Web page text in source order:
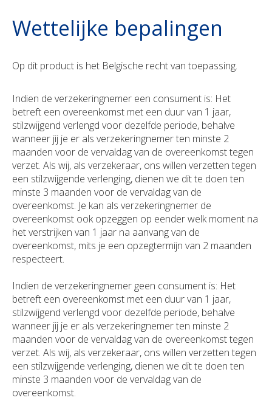
Wettelijke bepalingen
Op dit product is het Belgische recht van toepassing.
Indien de verzekeringnemer een consument is: Het
betreft een overeenkomst met een duur van 1 jaar,
stilzwijgend verlengd voor dezelfde periode, behalve
wanneer jij je er als verzekeringnemer ten minste 2
maanden voor de vervaldag van de overeenkomst tegen
verzet. Als wij, als verzekeraar, ons willen verzetten tegen
een stilzwijgende verlenging, dienen we dit te doen ten
minste 3 maanden voor de vervaldag van de
overeenkomst. Je kan als verzekeringnemer de
overeenkomst ook opzeggen op eender welk moment na
het verstrijken van 1 jaar na aanvang van de
overeenkomst, mits je een opzegtermijn van 2 maanden
respecteert.
Indien de verzekeringnemer geen consument is: Het
betreft een overeenkomst met een duur van 1 jaar,
stilzwijgend verlengd voor dezelfde periode, behalve
wanneer jij je er als verzekeringnemer ten minste 2
maanden voor de vervaldag van de overeenkomst tegen
verzet. Als wij, als verzekeraar, ons willen verzetten tegen
een stilzwijgende verlenging, dienen we dit te doen ten
minste 3 maanden voor de vervaldag van de
overeenkomst.